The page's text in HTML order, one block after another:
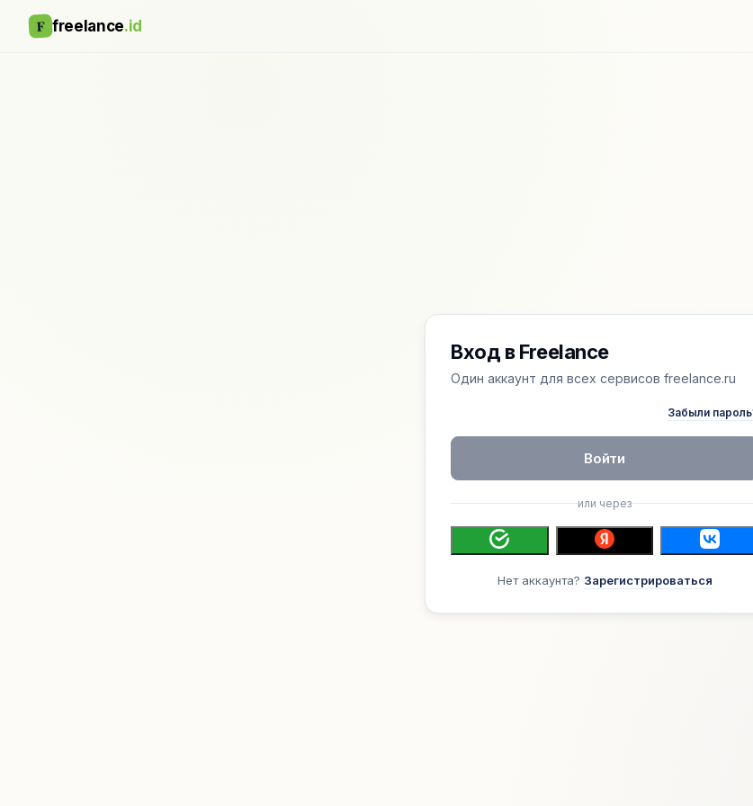
F freelance.id
Вход в Freelance
Один аккаунт для всех сервисов freelance.ru
Забыли
Войти
или через
Нет аккаунта? Зарегистрироваться